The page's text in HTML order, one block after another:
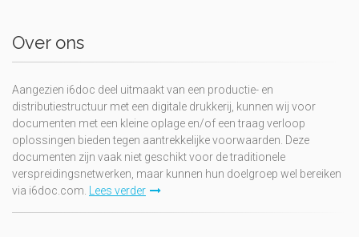
Over ons
Aangezien i6doc deel uitmaakt van een productie- en
distributiestructuur met een digitale drukkerij, kunnen wij voor
documenten met een kleine oplage en/of een traag verloop
oplossingen bieden tegen aantrekkelijke voorwaarden. Deze
documenten zijn vaak niet geschikt voor de traditionele
verspreidingsnetwerken, maar kunnen hun doelgroep wel bereiken
via i6doc.com.
Lees verder